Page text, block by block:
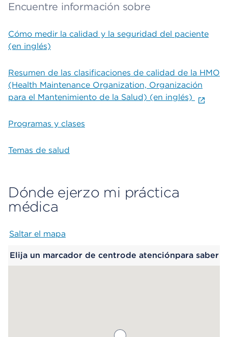
Encuentre información sobre
Cómo medir la calidad y la seguridad del paciente
(en inglés)
Resumen de las clasificaciones de calidad de la HMO
(Health Maintenance Organization, Organización
para el Mantenimiento de la Salud) (en inglés)
Programas y clases
Temas de salud
Dónde ejerzo mi práctica
médica
Saltar el mapa
Elija un marcador de centrode atenciónpara saber